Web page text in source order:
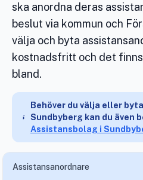
ska anordna deras
beslut via kommun och
välja och byta
kostnadsfritt och det
bland.
Behöver du välja eller
Sundbyberg kan du även
Assistansbolag i
Assistansanordnare